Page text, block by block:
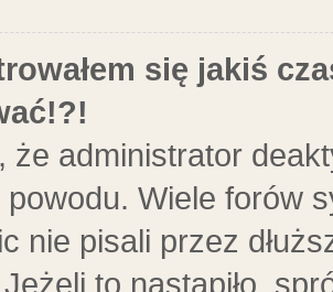
się jakiś
że administrator
powodu. Wiele forów
nie pisali przez
to nastąpiło,